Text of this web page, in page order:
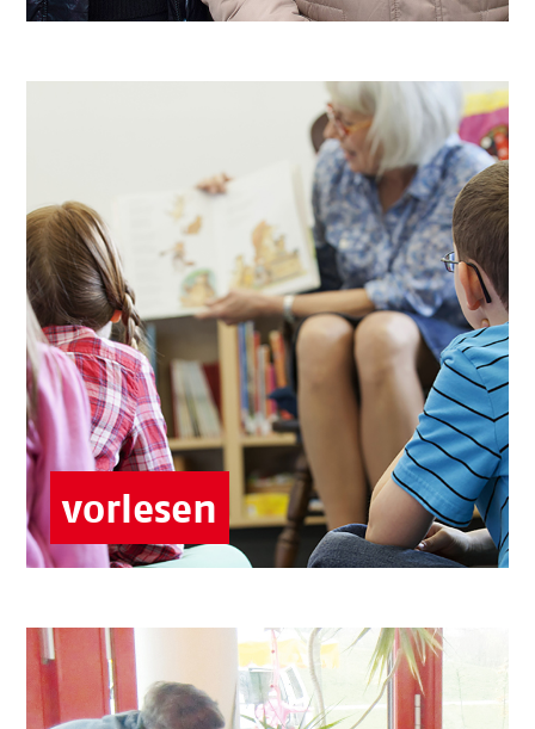
vorlesen
Sie möchten Ihre Begeisterung für
Geschichten mit anderen teilen?
Können Sie eventuell auch Plattdeutsch?
Vorlesen, lesen üben oder Zeitungsschau –
hier ist viel möglich.
Kitas & Hort
Senior:innen-Zentren
Senior:innen-Treffs
Älter werden in Groß Klein
Liegt Ihnen kreative Gestaltung,
gemeinsames Singen und Musizieren am